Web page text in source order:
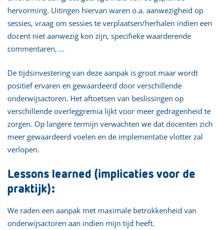
hervorming. Uitingen hiervan waren o.a. aanwezigheid op
sessies, vraag om sessies te verplaatsen/herhalen indien een
docent niet aanwezig kon zijn, specifieke waarderende
commentaren, …
De tijdsinvestering van deze aanpak is groot maar wordt
positief ervaren en gewaardeerd door verschillende
onderwijsactoren. Het aftoetsen van beslissingen op
verschillende overleggremia lijkt voor meer gedragenheid te
zorgen. Op langere termijn verwachten we dat docenten zich
meer gewaardeerd voelen en de implementatie vlotter zal
verlopen.
Lessons learned (implicaties voor de
praktijk):
We raden een aanpak met maximale betrokkenheid van
onderwijsactoren aan indien mijn tijd heeft.